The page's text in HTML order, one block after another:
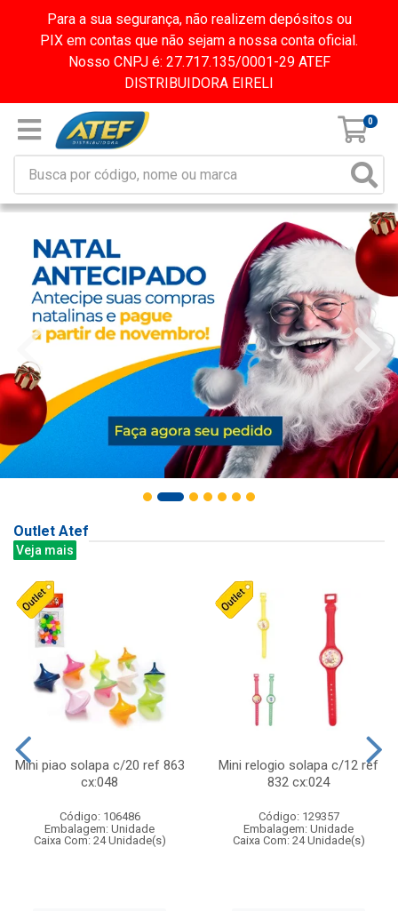
Para a sua segurança, não realizem depósitos ou
PIX em contas que não sejam a nossa conta oficial.
Nosso CNPJ é: 27.717.135/0001-29 ATEF
DISTRIBUIDORA EIRELI
0
Outlet Atef
Veja mais
Mini piao solapa c/20 ref 863
cx:048
Código: 106486
Embalagem: Unidade
Caixa Com: 24 Unidade(s)
Mini relogio solapa c/12 ref
832 cx:024
Código: 129357
Embalagem: Unidade
Caixa Com: 24 Unidade(s)